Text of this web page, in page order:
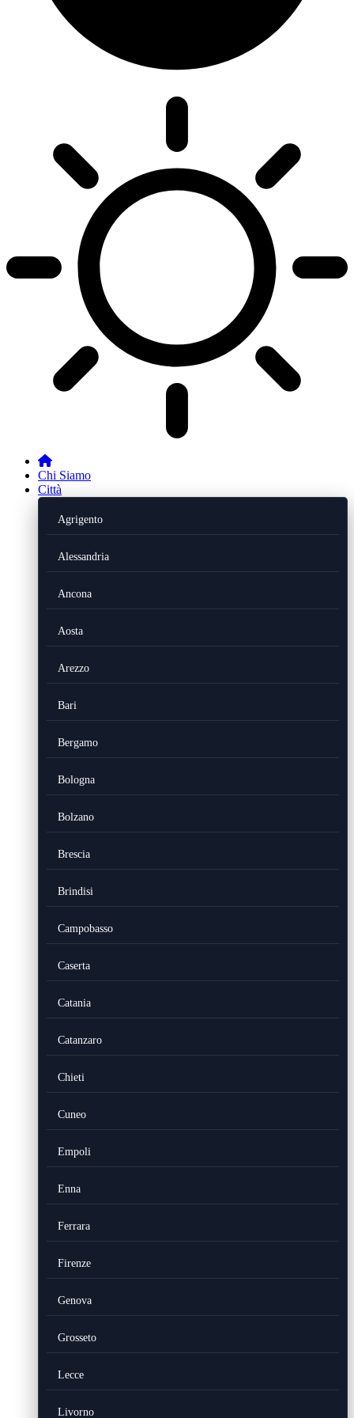
Chi Siamo
Città
Agrigento
Alessandria
Ancona
Aosta
Arezzo
Bari
Bergamo
Bologna
Bolzano
Brescia
Brindisi
Campobasso
Caserta
Catania
Catanzaro
Chieti
Cuneo
Empoli
Enna
Ferrara
Firenze
Genova
Grosseto
Lecce
Livorno